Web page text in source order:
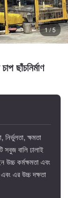
1 / 5
ছাঁচনির্মাণ
নির্ভুলতা, ক্ষমতা
বালি ঢালাই
উচ্চ কর্মক্ষমতা এবং
এর উচ্চ দক্ষতা